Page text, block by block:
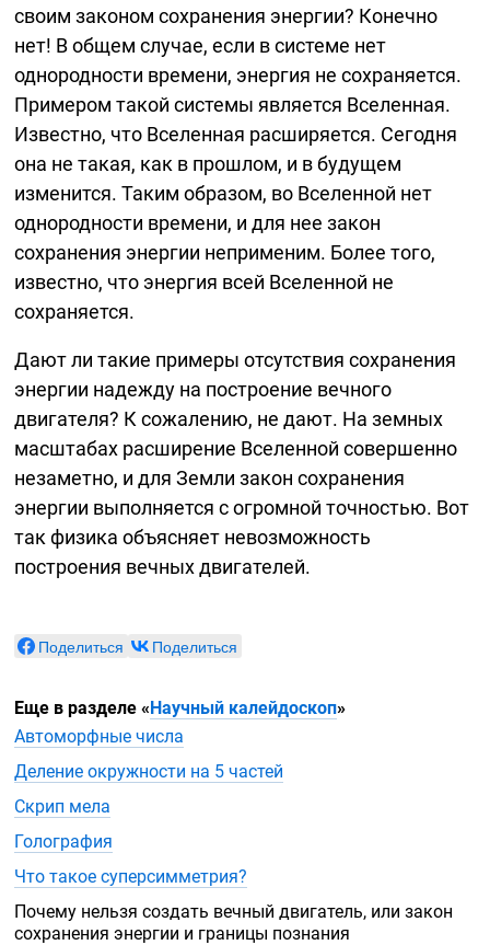
своим законом сохранения энергии? Конечно
нет! В общем случае, если в системе нет
однородности времени, энергия не сохраняется.
Примером такой системы является Вселенная.
Известно, что Вселенная расширяется. Сегодня
она не такая, как в прошлом, и в будущем
изменится. Таким образом, во Вселенной нет
однородности времени, и для нее закон
сохранения энергии неприменим. Более того,
известно, что энергия всей Вселенной не
сохраняется.
Дают ли такие примеры отсутствия сохранения
энергии надежду на построение вечного
двигателя? К сожалению, не дают. На земных
масштабах расширение Вселенной совершенно
незаметно, и для Земли закон сохранения
энергии выполняется с огромной точностью. Вот
так физика объясняет невозможность
построения вечных двигателей.
Поделиться Поделиться
Еще в разделе«Научный калейдоскоп»
Автоморфные числа
Деление окружности на 5 частей
Скрип мела
Голография
Что такое суперсимметрия?
Почему нельзя создать вечный двигатель, или закон
сохранения энергии и границы познания